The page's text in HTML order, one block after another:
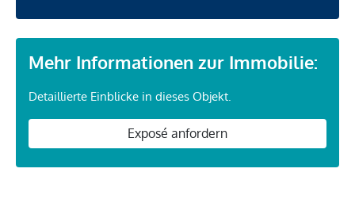
Mehr Informationen zur Immobilie:
Detaillierte Einblicke in dieses Objekt.
Exposé anfordern